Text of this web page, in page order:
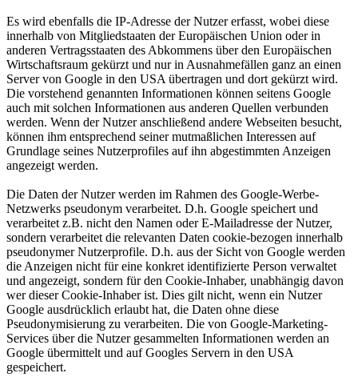
Es wird ebenfalls die IP-Adresse der Nutzer erfasst, wobei diese
innerhalb von Mitgliedstaaten der Europäischen Union oder in
anderen Vertragsstaaten des Abkommens über den Europäischen
Wirtschaftsraum gekürzt und nur in Ausnahmefällen ganz an einen
Server von Google in den USA übertragen und dort gekürzt wird.
Die vorstehend genannten Informationen können seitens Google
auch mit solchen Informationen aus anderen Quellen verbunden
werden. Wenn der Nutzer anschließend andere Webseiten besucht,
können ihm entsprechend seiner mutmaßlichen Interessen auf
Grundlage seines Nutzerprofiles auf ihn abgestimmten Anzeigen
angezeigt werden.
Die Daten der Nutzer werden im Rahmen des Google-Werbe-
Netzwerks pseudonym verarbeitet. D.h. Google speichert und
verarbeitet z.B. nicht den Namen oder E-Mailadresse der Nutzer,
sondern verarbeitet die relevanten Daten cookie-bezogen innerhalb
pseudonymer Nutzerprofile. D.h. aus der Sicht von Google werden
die Anzeigen nicht für eine konkret identifizierte Person verwaltet
und angezeigt, sondern für den Cookie-Inhaber, unabhängig davon
wer dieser Cookie-Inhaber ist. Dies gilt nicht, wenn ein Nutzer
Google ausdrücklich erlaubt hat, die Daten ohne diese
Pseudonymisierung zu verarbeiten. Die von Google-Marketing-
Services über die Nutzer gesammelten Informationen werden an
Google übermittelt und auf Googles Servern in den USA
gespeichert.